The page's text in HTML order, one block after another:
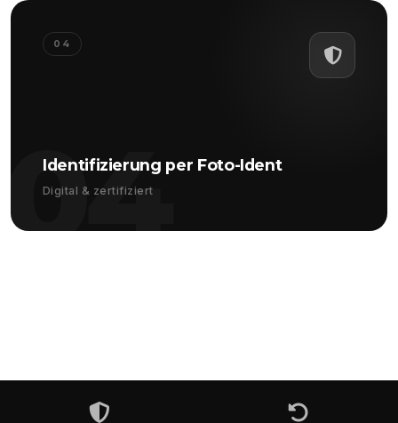
04
04
Identifizierung per Foto-Ident
Digital & zertifiziert